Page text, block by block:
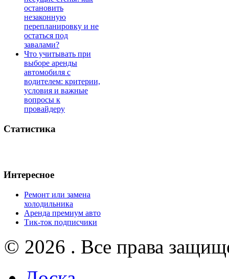
остановить
незаконную
перепланировку и не
остаться под
завалами?
Что учитывать при
выборе аренды
автомобиля с
водителем: критерии,
условия и важные
вопросы к
провайдеру
Статистика
Интересное
Ремонт или замена
холодильника
Аренда премиум авто
Тик-ток подписчики
© 2026 . Все права